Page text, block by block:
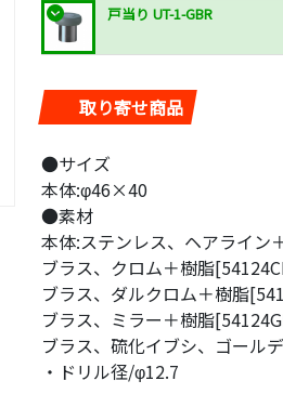
戸当り UT-1-GBR
取り寄せ商品
●サイズ
本体:φ46×40
●素材
本体:ステンレス、ヘアライン
ブラス、クロム＋樹脂
ブラス、ダルクロム＋樹脂
ブラス、ミラー＋樹脂
ブラス、硫化イブシ、ゴール
・ドリル径/φ12.7